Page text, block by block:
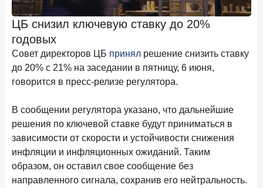
Клиенты чаще всего узнают о сберегательных
продуктах из рекламы в интернете и на ТВ
9 июля 2026 года
С ростом благосостояния клиентов-сберегателей
увеличивается и склонность к диверсификации
7 июля 2026 года
составил 1 166,4 млрд руб.
3 июля 2026 года
«Скорость измеряется секундами». Новые стандарты
банковского контакт-центра
25 июня 2026 года ИССЛЕДОВАНИЕ
ЦБ снизил ключевую ставку до 20%
годовых
Совет директоров ЦБ принял решение снизить ставку
до 20% с 21% на заседании в пятницу, 6 июня,
говорится в пресс-релизе регулятора.
В сообщении регулятора указано, что дальнейшие
решения по ключевой ставке будут приниматься в
зависимости от скорости и устойчивости снижения
инфляции и инфляционных ожиданий. Таким
образом, он оставил свое сообщение без
направленного сигнала, сохранив его нейтральность.